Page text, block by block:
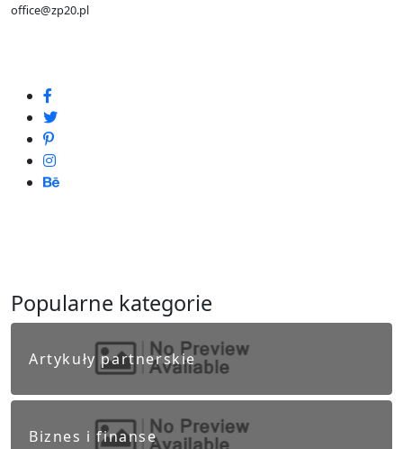
office@zp20.pl
Popularne kategorie
Artykuły partnerskie
Biznes i finanse